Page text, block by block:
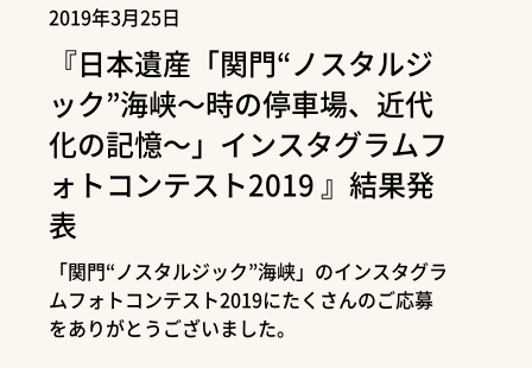
2019年3月25日
『日本遺産「関門“ノスタルジ
ック”海峡～時の停車場、近代
化の記憶～」インスタグラムフ
ォトコンテスト2019 』結果発
表
「関門“ノスタルジック”海峡」のインスタグラ
ムフォトコンテスト2019にたくさんのご応募
をありがとうございました。